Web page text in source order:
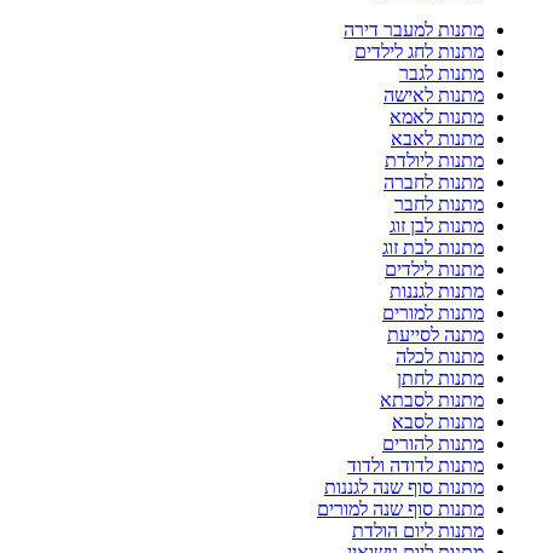
מתנות למעבר דירה
מתנות לחג לילדים
מתנות לגבר
מתנות לאישה
מתנות לאמא
מתנות לאבא
מתנות ליולדת
מתנות לחברה
מתנות לחבר
מתנות לבן זוג
מתנות לבת זוג
מתנות לילדים
מתנות לגננות
מתנות למורים
מתנה לסייעת
מתנות לכלה
מתנות לחתן
מתנות לסבתא
מתנות לסבא
מתנות להורים
מתנות לדודה ולדוד
מתנות סוף שנה לגננות
מתנות סוף שנה למורים
מתנות ליום הולדת